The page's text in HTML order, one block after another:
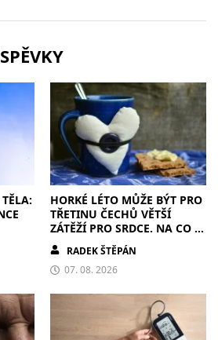
HORKÉ LÉTO MŮŽE BÝT PRO
TŘETINU ČECHŮ VĚTŠÍ
ZÁTĚŽÍ PRO SRDCE. NA CO SI
DÁT POZOR?
RADEK ŠTĚPÁN
07. 08. 2026